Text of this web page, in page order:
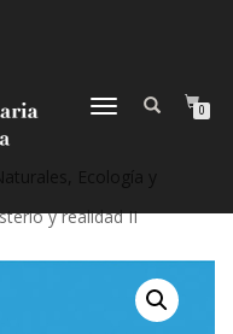
NAVEGACIÓN
0
y realidad II